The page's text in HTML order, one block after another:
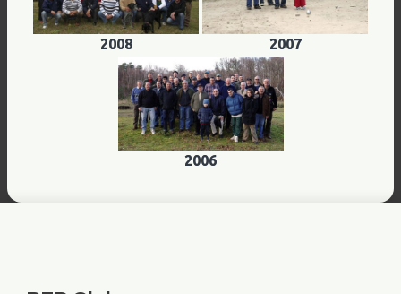
2008 2007
2006